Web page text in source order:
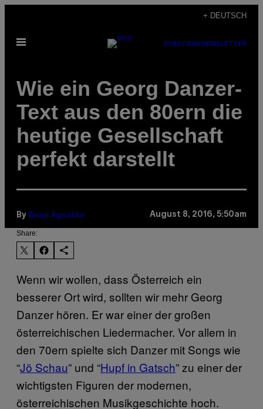
content
+ DEUTSCH
Open
SUBSCRIBE NEWSLETTER
Wie ein Georg Danzer-
Text aus den 80ern die
heutige Gesellschaft
perfekt darstellt
By Benji Agostini August 8, 2016, 5:50am
Share:
Wenn wir wollen, dass Österreich ein
besserer Ort wird, sollten wir mehr Georg
Danzer hören. Er war einer der großen
österreichischen Liedermacher. Vor allem in
den 70ern spielte sich Danzer mit Songs wie
“Jö Schau” und “Hupf in Gatsch” zu einer der
wichtigsten Figuren der modernen,
österreichischen Musikgeschichte hoch.